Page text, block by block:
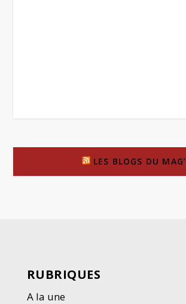
LES BLOGS DU MAG’
RUBRIQUES
A la une